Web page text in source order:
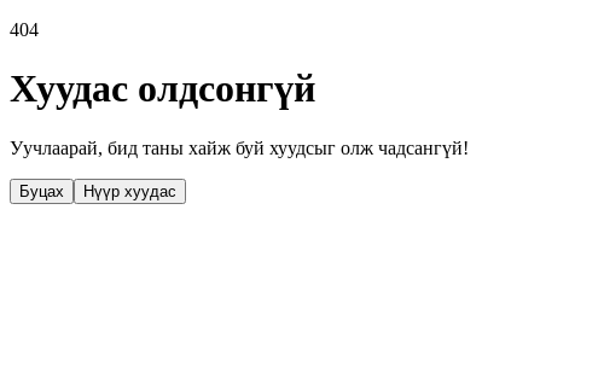
404
Хуудас олдсонгүй
Уучлаарай, бид таны хайж буй хуудсыг олж чадсангүй!
Буцах Нүүр хуудас